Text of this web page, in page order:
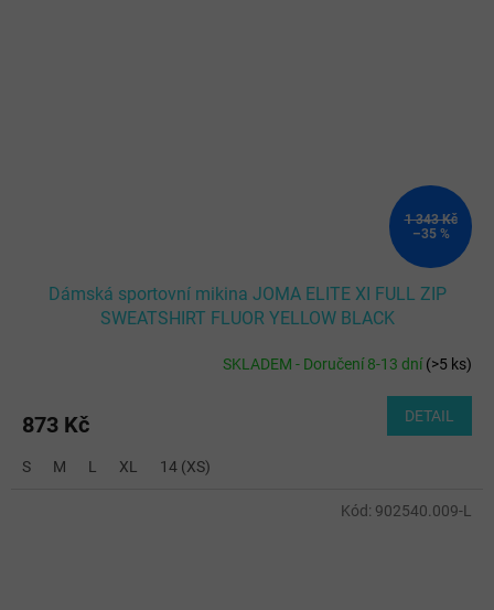
1 343 Kč
–35 %
Dámská sportovní mikina JOMA ELITE XI FULL ZIP
SWEATSHIRT FLUOR YELLOW BLACK
SKLADEM - Doručení 8-13 dní(>5 ks)
873 Kč DETAIL
S M L XL 14 (XS)
Kód: 902540.009-L